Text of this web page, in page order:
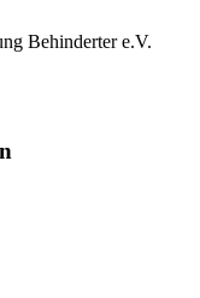
Behinderter e.V.